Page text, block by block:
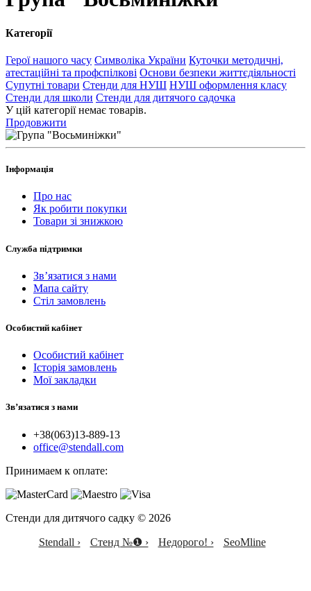
Категорії
Герої нашого часу Символіка України Куточки методичні,
атестаційні та профспілкові Основи безпеки життєдіяльності
Супутні товари Стенди для НУШ НУШ оформлення класу
Стенди для школи Стенди для дитячого садочка
У цій категорії немає товарів.
Продовжити
Інформація
Про нас
Як робити покупки
Товари зі знижкою
Служба підтримки
Зв’язатися з нами
Мапа сайту
Стіл замовлень
Особистий кабінет
Особистий кабінет
Історія замовлень
Мої закладки
Зв’язатися з нами
+38(063)13-889-13
office@stendall.com
Принимаем к оплате:
Стенди для дитячого садку © 2026
Stendall › Стенд №❶ › Недорого! › SeoMline